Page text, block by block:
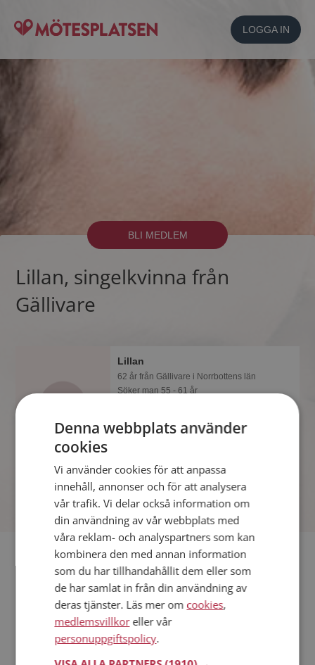
LOGGA IN
BLI MEDLEM
Lillan, singelkvinna från
Gällivare
Lillan
62 år från Gällivare i Norrbottens län
Söker man 55 - 61 år
tar en minut att bli medlem på
Mötesplatsen, sen kan du lära dig allt
Fler singlar
Fler singelkvinnor från Gällivare:Paramjot Efva,Lola
Män från Gällivare
Dejta kvinnor i Sverige
Dejta män i Sverige
Denna webbplats använder
cookies
Vi använder cookies för att anpassa
innehåll, annonser och för att analysera
vår trafik. Vi delar också information om
din användning av vår webbplats med
våra reklam- och analyspartners som kan
kombinera den med annan information
som du har tillhandahållit dem eller som
de har samlat in från din användning av
deras tjänster. Läs mer om cookies,
medlemsvillkoreller vår
personuppgiftspolicy.